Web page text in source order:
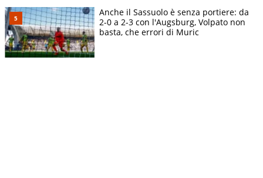
Anche il Sassuolo è senza portiere: da
2-0 a 2-3 con l'Augsburg, Volpato non
basta, che errori di Muric